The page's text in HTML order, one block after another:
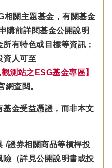
相關主題基金，有關基金
購前詳閱基金公開說明
有特色或目標等資訊；
資人可至
測站之ESG基金專區】
網查閱。
金受益憑證，而非本文
/證券相關商品等槓桿投
險（詳見公開說明書或投